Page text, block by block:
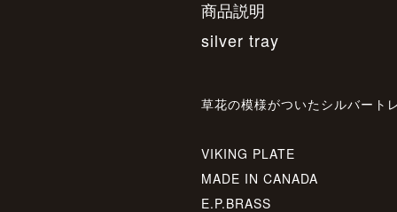
商品説明
silver tray
草花の模様がついたシルバート
VIKING PLATE
MADE IN CANADA
E.P.BRASS